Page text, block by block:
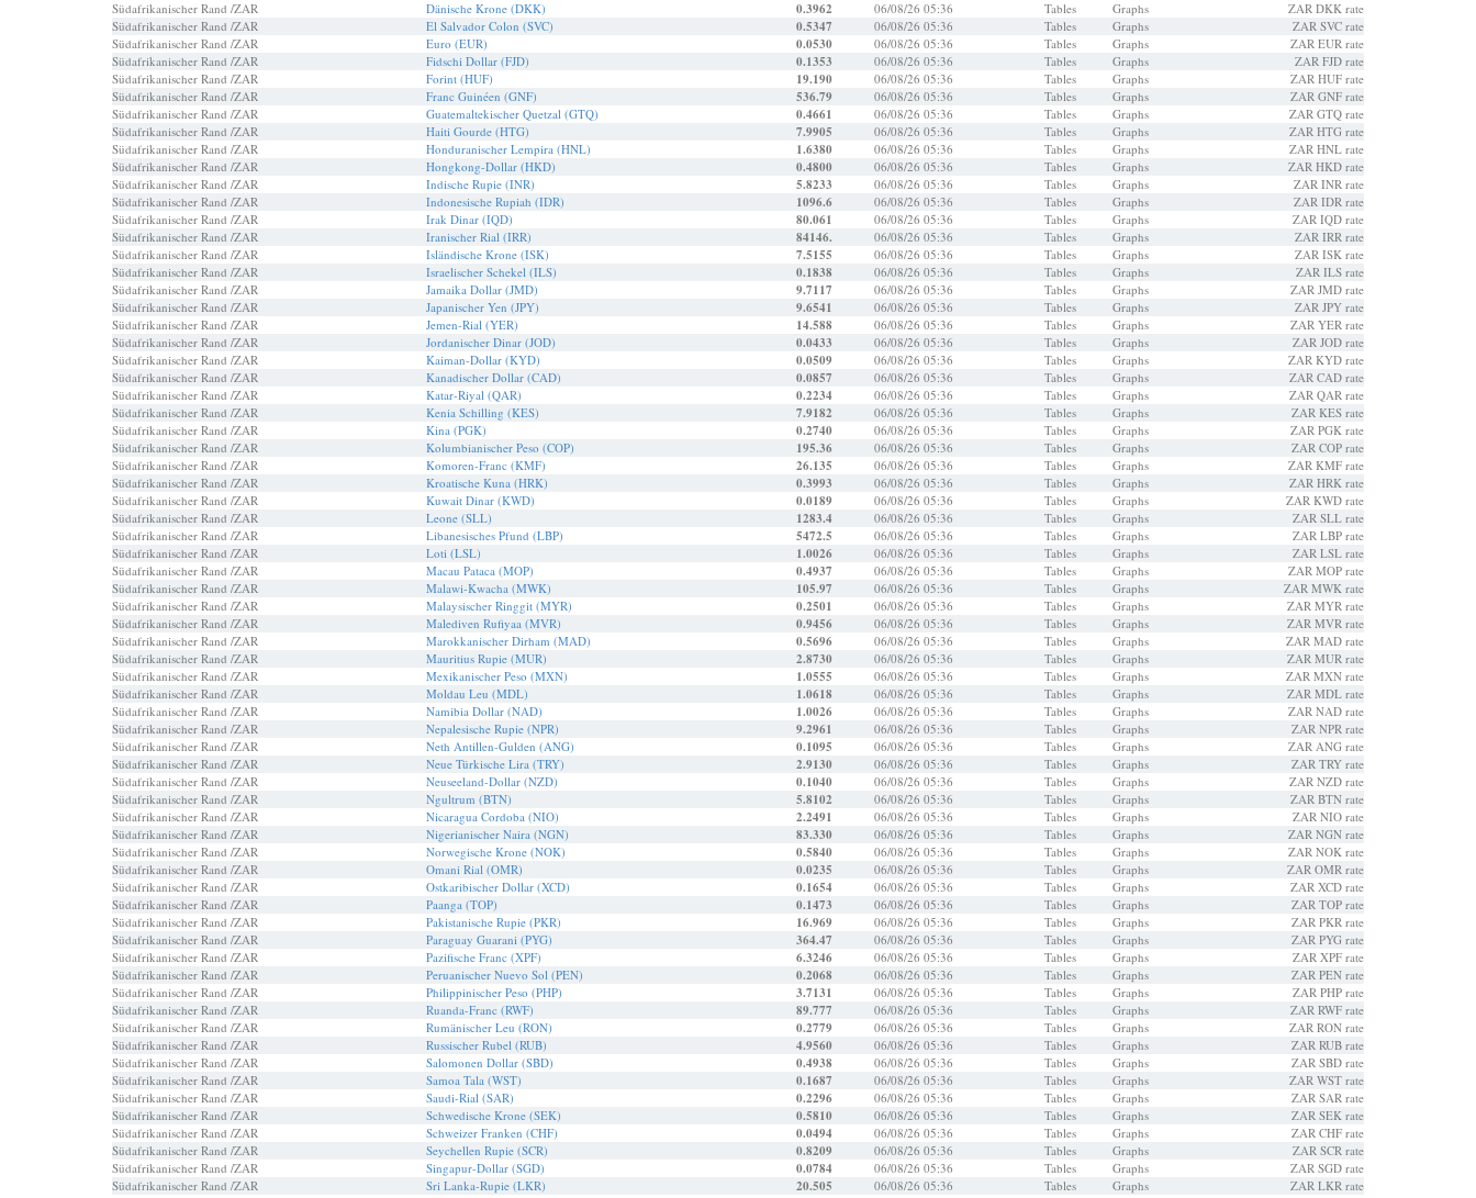
Südafrikanischer Rand /ZAR
Dänische Krone (DKK) 0.3962 06/08/26 05:36 Tables Graphs
ZAR DKK rate
Südafrikanischer Rand /ZAR
El Salvador Colon (SVC) 0.5347 06/08/26 05:36 Tables Graphs
ZAR SVC rate
Südafrikanischer Rand /ZAR
Euro (EUR) 0.0530 06/08/26 05:36 Tables Graphs
ZAR EUR rate
Südafrikanischer Rand /ZAR
Fidschi Dollar (FJD) 0.1353 06/08/26 05:36 Tables Graphs
ZAR FJD rate
Südafrikanischer Rand /ZAR
Forint (HUF) 19.190 06/08/26 05:36 Tables Graphs
ZAR HUF rate
Südafrikanischer Rand /ZAR
Franc Guinéen (GNF) 536.79 06/08/26 05:36 Tables Graphs
ZAR GNF rate
Südafrikanischer Rand /ZAR
Guatemaltekischer Quetzal (GTQ) 0.4661 06/08/26 05:36 Tables Graphs
ZAR GTQ rate
Südafrikanischer Rand /ZAR
Haiti Gourde (HTG) 7.9905 06/08/26 05:36 Tables Graphs
ZAR HTG rate
Südafrikanischer Rand /ZAR
Honduranischer Lempira (HNL) 1.6380 06/08/26 05:36 Tables Graphs
ZAR HNL rate
Südafrikanischer Rand /ZAR
Hongkong-Dollar (HKD) 0.4800 06/08/26 05:36 Tables Graphs
ZAR HKD rate
Südafrikanischer Rand /ZAR
Indische Rupie (INR) 5.8233 06/08/26 05:36 Tables Graphs
ZAR INR rate
Südafrikanischer Rand /ZAR
Indonesische Rupiah (IDR) 1096.6 06/08/26 05:36 Tables Graphs
ZAR IDR rate
Südafrikanischer Rand /ZAR
Irak Dinar (IQD) 80.061 06/08/26 05:36 Tables Graphs
ZAR IQD rate
Südafrikanischer Rand /ZAR
Iranischer Rial (IRR) 84146. 06/08/26 05:36 Tables Graphs
ZAR IRR rate
Südafrikanischer Rand /ZAR
Isländische Krone (ISK) 7.5155 06/08/26 05:36 Tables Graphs
ZAR ISK rate
Südafrikanischer Rand /ZAR
Israelischer Schekel (ILS) 0.1838 06/08/26 05:36 Tables Graphs
ZAR ILS rate
Südafrikanischer Rand /ZAR
Jamaika Dollar (JMD) 9.7117 06/08/26 05:36 Tables Graphs
ZAR JMD rate
Südafrikanischer Rand /ZAR
Japanischer Yen (JPY) 9.6541 06/08/26 05:36 Tables Graphs
ZAR JPY rate
Südafrikanischer Rand /ZAR
Jemen-Rial (YER) 14.588 06/08/26 05:36 Tables Graphs
ZAR YER rate
Südafrikanischer Rand /ZAR
Jordanischer Dinar (JOD) 0.0433 06/08/26 05:36 Tables Graphs
ZAR JOD rate
Südafrikanischer Rand /ZAR
Kaiman-Dollar (KYD) 0.0509 06/08/26 05:36 Tables Graphs
ZAR KYD rate
Südafrikanischer Rand /ZAR
Kanadischer Dollar (CAD) 0.0857 06/08/26 05:36 Tables Graphs
ZAR CAD rate
Südafrikanischer Rand /ZAR
Katar-Riyal (QAR) 0.2234 06/08/26 05:36 Tables Graphs
ZAR QAR rate
Südafrikanischer Rand /ZAR
Kenia Schilling (KES) 7.9182 06/08/26 05:36 Tables Graphs
ZAR KES rate
Südafrikanischer Rand /ZAR
Kina (PGK) 0.2740 06/08/26 05:36 Tables Graphs
ZAR PGK rate
Südafrikanischer Rand /ZAR
Kolumbianischer Peso (COP) 195.36 06/08/26 05:36 Tables Graphs
ZAR COP rate
Südafrikanischer Rand /ZAR
Komoren-Franc (KMF) 26.135 06/08/26 05:36 Tables Graphs
ZAR KMF rate
Südafrikanischer Rand /ZAR
Kroatische Kuna (HRK) 0.3993 06/08/26 05:36 Tables Graphs
ZAR HRK rate
Südafrikanischer Rand /ZAR
Kuwait Dinar (KWD) 0.0189 06/08/26 05:36 Tables Graphs
ZAR KWD rate
Südafrikanischer Rand /ZAR
Leone (SLL) 1283.4 06/08/26 05:36 Tables Graphs
ZAR SLL rate
Südafrikanischer Rand /ZAR
Libanesisches Pfund (LBP) 5472.5 06/08/26 05:36 Tables Graphs
ZAR LBP rate
Südafrikanischer Rand /ZAR
Loti (LSL) 1.0026 06/08/26 05:36 Tables Graphs
ZAR LSL rate
Südafrikanischer Rand /ZAR
Macau Pataca (MOP) 0.4937 06/08/26 05:36 Tables Graphs
ZAR MOP rate
Südafrikanischer Rand /ZAR
Malawi-Kwacha (MWK) 105.97 06/08/26 05:36 Tables Graphs
ZAR MWK rate
Südafrikanischer Rand /ZAR
Malaysischer Ringgit (MYR) 0.2501 06/08/26 05:36 Tables Graphs
ZAR MYR rate
Südafrikanischer Rand /ZAR
Malediven Rufiyaa (MVR) 0.9456 06/08/26 05:36 Tables Graphs
ZAR MVR rate
Südafrikanischer Rand /ZAR
Marokkanischer Dirham (MAD) 0.5696 06/08/26 05:36 Tables Graphs
ZAR MAD rate
Südafrikanischer Rand /ZAR
Mauritius Rupie (MUR) 2.8730 06/08/26 05:36 Tables Graphs
ZAR MUR rate
Südafrikanischer Rand /ZAR
Mexikanischer Peso (MXN) 1.0555 06/08/26 05:36 Tables Graphs
ZAR MXN rate
Südafrikanischer Rand /ZAR
Moldau Leu (MDL) 1.0618 06/08/26 05:36 Tables Graphs
ZAR MDL rate
Südafrikanischer Rand /ZAR
Namibia Dollar (NAD) 1.0026 06/08/26 05:36 Tables Graphs
ZAR NAD rate
Südafrikanischer Rand /ZAR
Nepalesische Rupie (NPR) 9.2961 06/08/26 05:36 Tables Graphs
ZAR NPR rate
Südafrikanischer Rand /ZAR
Neth Antillen-Gulden (ANG) 0.1095 06/08/26 05:36 Tables Graphs
ZAR ANG rate
Südafrikanischer Rand /ZAR
Neue Türkische Lira (TRY) 2.9130 06/08/26 05:36 Tables Graphs
ZAR TRY rate
Südafrikanischer Rand /ZAR
Neuseeland-Dollar (NZD) 0.1040 06/08/26 05:36 Tables Graphs
ZAR NZD rate
Südafrikanischer Rand /ZAR
Ngultrum (BTN) 5.8102 06/08/26 05:36 Tables Graphs
ZAR BTN rate
Südafrikanischer Rand /ZAR
Nicaragua Cordoba (NIO) 2.2491 06/08/26 05:36 Tables Graphs
ZAR NIO rate
Südafrikanischer Rand /ZAR
Nigerianischer Naira (NGN) 83.330 06/08/26 05:36 Tables Graphs
ZAR NGN rate
Südafrikanischer Rand /ZAR
Norwegische Krone (NOK) 0.5840 06/08/26 05:36 Tables Graphs
ZAR NOK rate
Südafrikanischer Rand /ZAR
Omani Rial (OMR) 0.0235 06/08/26 05:36 Tables Graphs
ZAR OMR rate
Südafrikanischer Rand /ZAR
Ostkaribischer Dollar (XCD) 0.1654 06/08/26 05:36 Tables Graphs
ZAR XCD rate
Südafrikanischer Rand /ZAR
Paanga (TOP) 0.1473 06/08/26 05:36 Tables Graphs
ZAR TOP rate
Südafrikanischer Rand /ZAR
Pakistanische Rupie (PKR) 16.969 06/08/26 05:36 Tables Graphs
ZAR PKR rate
Südafrikanischer Rand /ZAR
Paraguay Guarani (PYG) 364.47 06/08/26 05:36 Tables Graphs
ZAR PYG rate
Südafrikanischer Rand /ZAR
Pazifische Franc (XPF) 6.3246 06/08/26 05:36 Tables Graphs
ZAR XPF rate
Südafrikanischer Rand /ZAR
Peruanischer Nuevo Sol (PEN) 0.2068 06/08/26 05:36 Tables Graphs
ZAR PEN rate
Südafrikanischer Rand /ZAR
Philippinischer Peso (PHP) 3.7131 06/08/26 05:36 Tables Graphs
ZAR PHP rate
Südafrikanischer Rand /ZAR
Ruanda-Franc (RWF) 89.777 06/08/26 05:36 Tables Graphs
ZAR RWF rate
Südafrikanischer Rand /ZAR
Rumänischer Leu (RON) 0.2779 06/08/26 05:36 Tables Graphs
ZAR RON rate
Südafrikanischer Rand /ZAR
Russischer Rubel (RUB) 4.9560 06/08/26 05:36 Tables Graphs
ZAR RUB rate
Südafrikanischer Rand /ZAR
Salomonen Dollar (SBD) 0.4938 06/08/26 05:36 Tables Graphs
ZAR SBD rate
Südafrikanischer Rand /ZAR
Samoa Tala (WST) 0.1687 06/08/26 05:36 Tables Graphs
ZAR WST rate
Südafrikanischer Rand /ZAR
Saudi-Rial (SAR) 0.2296 06/08/26 05:36 Tables Graphs
ZAR SAR rate
Südafrikanischer Rand /ZAR
Schwedische Krone (SEK) 0.5810 06/08/26 05:36 Tables Graphs
ZAR SEK rate
Südafrikanischer Rand /ZAR
Schweizer Franken (CHF) 0.0494 06/08/26 05:36 Tables Graphs
ZAR CHF rate
Südafrikanischer Rand /ZAR
Seychellen Rupie (SCR) 0.8209 06/08/26 05:36 Tables Graphs
ZAR SCR rate
Südafrikanischer Rand /ZAR
Singapur-Dollar (SGD) 0.0784 06/08/26 05:36 Tables Graphs
ZAR SGD rate
Südafrikanischer Rand /ZAR
Sri Lanka-Rupie (LKR) 20.505 06/08/26 05:36 Tables Graphs
ZAR LKR rate